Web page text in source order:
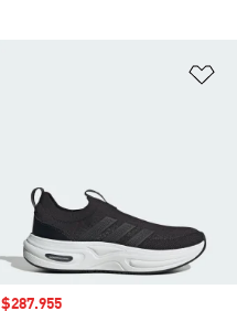
Precio de venta
$287.955